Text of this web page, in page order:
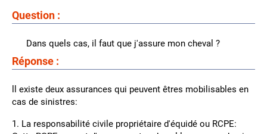
Question :
Dans quels cas, il faut que j'assure mon cheval ?
Réponse :
ll existe deux assurances qui peuvent êtres mobilisables en
cas de sinistres:
1. La responsabilité civile propriétaire d'équidé ou RCPE: